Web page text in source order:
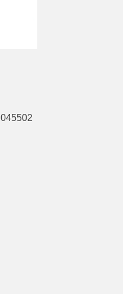
045502